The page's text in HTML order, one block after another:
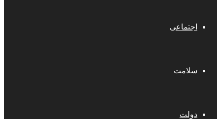
اجتماعی
سلامت
دولت